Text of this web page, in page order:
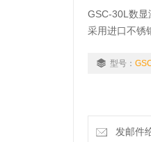
GSC-30L数显
采用进口不锈
系统进行改
型号：
发邮件